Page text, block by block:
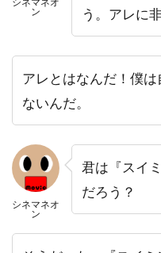
デヴィッド・ベニオ
デヴィッド・モース
デヴィッド・リード
デヴィッド・ローゼ
デヴォーン・ニクソン
トッド・カーンズ
トッド・ブラック
トッド・リーバーマ
ン
う。アレに
アレとはなんだ！僕
ないんだ。
シネマネオ
ン
君は『スイ
だろう？